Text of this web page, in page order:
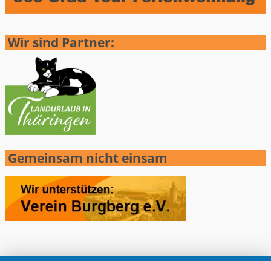
Wir sind Partner:
Gemeinsam nicht einsam